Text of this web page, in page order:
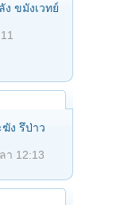
ง ขมังเวทย์
ง รึป่าว
า 12:13